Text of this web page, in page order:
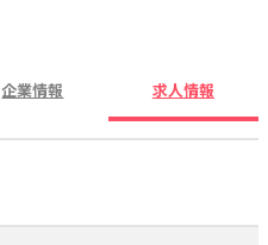
企業情報 求人情報